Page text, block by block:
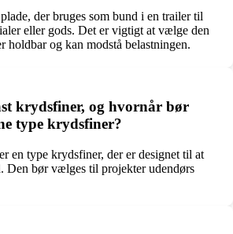
der bruges som bund i en trailer til
eller gods. Det er vigtigt at vælge den
holdbar og kan modstå belastningen.
krydsfiner, og hvornår bør
type krydsfiner?
en type krydsfiner, der er designet til at
Den bør vælges til projekter udendørs